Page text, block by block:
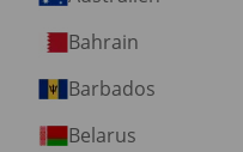
Bahrain
Barbados
Belarus